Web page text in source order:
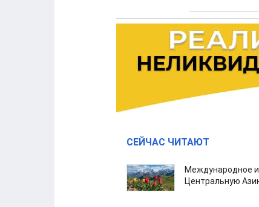
СЕЙЧАС ЧИТАЮТ
Международное
Центральную